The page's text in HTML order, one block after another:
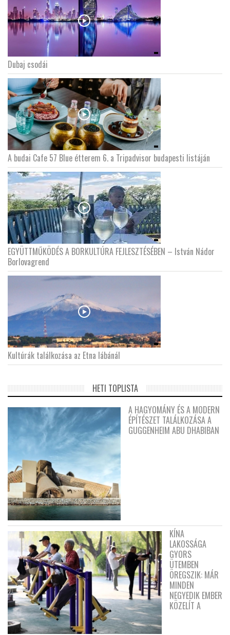
Dubaj csodái
A budai Cafe 57 Blue étterem 6. a Tripadvisor budapesti listáján
EGYÜTTMŰKÖDÉS A BORKULTÚRA FEJLESZTÉSÉBEN – István Nádor
Borlovagrend
Kultúrák találkozása az Etna lábánál
HETI TOPLISTA
A HAGYOMÁNY ÉS A MODERN
ÉPÍTÉSZET TALÁLKOZÁSA A
GUGGENHEIM ABU DHABIBAN
KÍNA
LAKOSSÁGA
GYORS
ÜTEMBEN
ÖREGSZIK: MÁR
MINDEN
NEGYEDIK EMBER
KÖZELÍT A